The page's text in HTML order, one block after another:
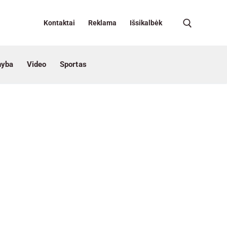
Kontaktai Reklama Išsikalbėk
Video Sportas